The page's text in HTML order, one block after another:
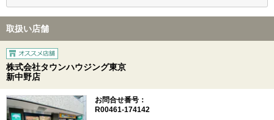
取扱い店舗
株式会社タウンハウジング東京
新中野店
お問合せ番号：
R00461-174142